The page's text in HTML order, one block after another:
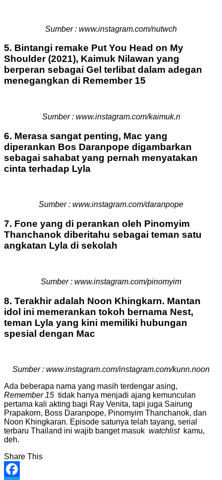
Sumber : www.instagram.com/nutwch
5. Bintangi remake Put You Head on My
Shoulder (2021), Kaimuk Nilawan yang
berperan sebagai Gel terlibat dalam adegan
menegangkan di Remember 15
Sumber : www.instagram.com/kaimuk.n
6. Merasa sangat penting, Mac yang
diperankan Bos Daranpope digambarkan
sebagai sahabat yang pernah menyatakan
cinta terhadap Lyla
Sumber : www.instagram.com/daranpope
7. Fone yang di perankan oleh Pinomyim
Thanchanok diberitahu sebagai teman satu
angkatan Lyla di sekolah
Sumber : www.instagram.com/pinomyim
8. Terakhir adalah Noon Khingkarn. Mantan
idol ini memerankan tokoh bernama Nest,
teman Lyla yang kini memiliki hubungan
spesial dengan Mac
Sumber : www.instagram.com/instagram.com/kunn.noon
Ada beberapa nama yang masih terdengar asing,
Remember 15 tidak hanya menjadi ajang kemunculan
pertama kali akting bagi Ray Venita, tapi juga Sairung
Prapakorn, Boss Daranpope, Pinomyim Thanchanok, dan
Noon Khingkaran. Episode satunya telah tayang, serial
terbaru Thailand ini wajib banget masuk watchlistkamu,
deh.
Share This